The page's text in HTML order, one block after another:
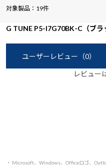
対象製品：19件
G TUNE P5-I7G70BK-C（ブラ
ユーザーレビュー （0）
レビュー
・ Microsoft、Windows、Officeロゴ、